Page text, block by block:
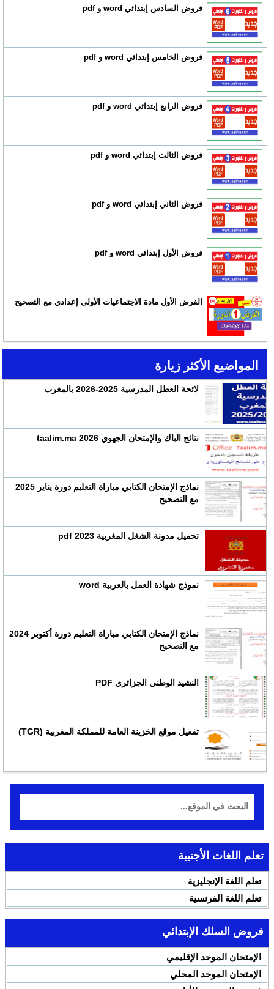
فروض السادس إبتدائي word و pdf
فروض الخامس إبتدائي word و pdf
فروض الرابع إبتدائي word و pdf
فروض الثالث إبتدائي word و pdf
فروض الثاني إبتدائي word و pdf
فروض الأول إبتدائي word و pdf
الفرض الأول مادة الاجتماعيات الأولى إعدادي مع التصحيح
المواضيع الأكثر زيارة
لائحة العطل المدرسية 2025-2026 بالمغرب
نتائج الباك والإمتحان الجهوي 2026 taalim.ma
نماذج الإمتحان الكتابي مباراة التعليم دورة يناير 2025
مع التصحيح
تحميل مدونة الشغل المغربية 2023 pdf
نموذج شهادة العمل بالعربية word
نماذج الإمتحان الكتابي مباراة التعليم دورة أكتوبر 2024
مع التصحيح
النشيد الوطني الجزائري PDF
تفعيل موقع الخزينة العامة للمملكة المغربية (TGR)
تعلم اللغات الأجنبية
تعلم اللغة الإنجليزية
تعلم اللغة الفرنسية
فروض السلك الإبتدائي
الإمتحان الموحد الإقليمي
الإمتحان الموحد المحلي